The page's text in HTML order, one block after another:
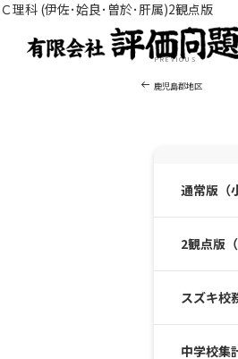
Ｃ理科 (伊佐･姶良･曽於･肝属)2観点版
投
稿
ナ
Previous
PREVIOUS
鹿児島郡地区
通常版（
2観点版（
スズキ校
中学校集